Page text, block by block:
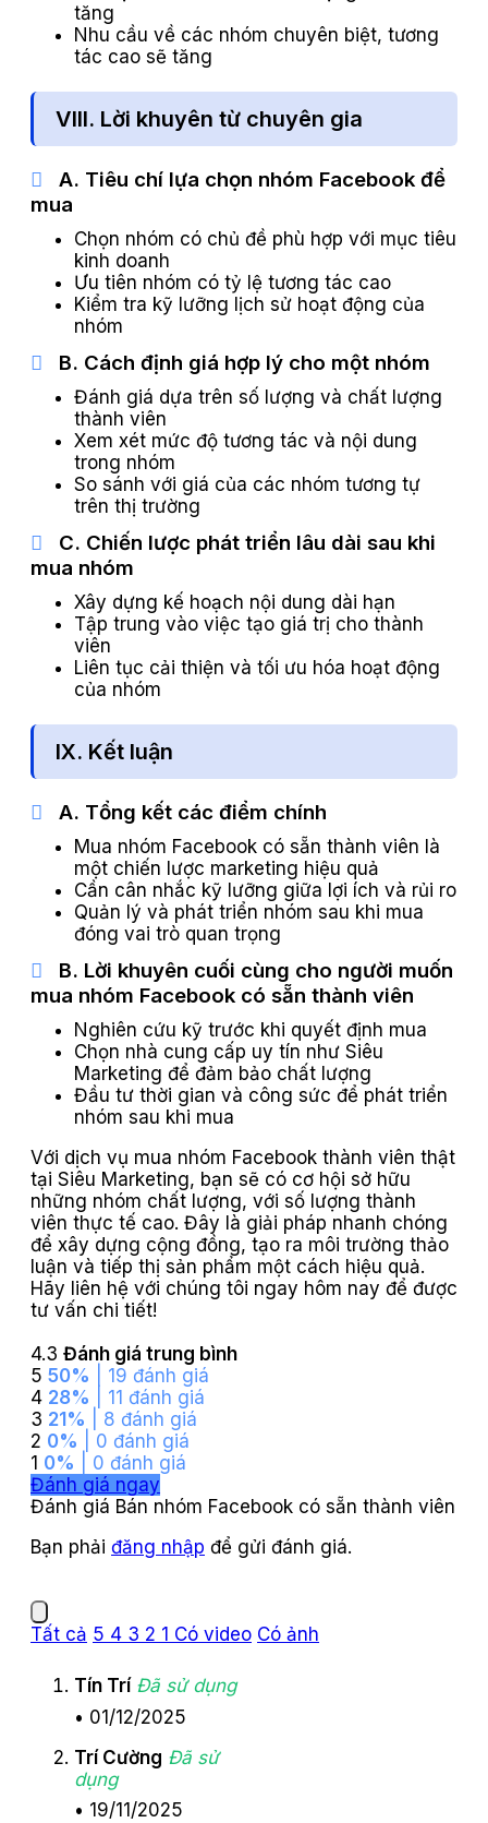
tăng
Nhu cầu về các nhóm chuyên biệt, tương
tác cao sẽ tăng
VIII. Lời khuyên từ chuyên gia
A. Tiêu chí lựa chọn nhóm Facebook để
mua
Chọn nhóm có chủ đề phù hợp với mục tiêu
kinh doanh
Ưu tiên nhóm có tỷ lệ tương tác cao
Kiểm tra kỹ lưỡng lịch sử hoạt động của
nhóm
B. Cách định giá hợp lý cho một nhóm
Đánh giá dựa trên số lượng và chất lượng
thành viên
Xem xét mức độ tương tác và nội dung
trong nhóm
So sánh với giá của các nhóm tương tự
trên thị trường
C. Chiến lược phát triển lâu dài sau khi
mua nhóm
Xây dựng kế hoạch nội dung dài hạn
Tập trung vào việc tạo giá trị cho thành
viên
Liên tục cải thiện và tối ưu hóa hoạt động
của nhóm
IX. Kết luận
A. Tổng kết các điểm chính
Mua nhóm Facebook có sẵn thành viên là
một chiến lược marketing hiệu quả
Cần cân nhắc kỹ lưỡng giữa lợi ích và rủi ro
Quản lý và phát triển nhóm sau khi mua
đóng vai trò quan trọng
B. Lời khuyên cuối cùng cho người muốn
mua nhóm Facebook có sẵn thành viên
Nghiên cứu kỹ trước khi quyết định mua
Chọn nhà cung cấp uy tín như Siêu
Marketing để đảm bảo chất lượng
Đầu tư thời gian và công sức để phát triển
nhóm sau khi mua
Với dịch vụ mua nhóm Facebook thành viên thật
tại Siêu Marketing, bạn sẽ có cơ hội sở hữu
những nhóm chất lượng, với số lượng thành
viên thực tế cao. Đây là giải pháp nhanh chóng
để xây dựng cộng đồng, tạo ra môi trường thảo
luận và tiếp thị sản phẩm một cách hiệu quả.
Hãy liên hệ với chúng tôi ngay hôm nay để được
tư vấn chi tiết!
4.3 Đánh giá trung bình
5 50% | 19 đánh giá
4 28% | 11 đánh giá
3 21% | 8 đánh giá
2 0% | 0 đánh giá
1 0% | 0 đánh giá
Đánh giá ngay
Đánh giá Bán nhóm Facebook có sẵn thành viên
Bạn phải đăng nhập để gửi đánh giá.
Tất cả 5 4 3 2 1 Có video Có ảnh
Tín Trí Đã sử dụng
• 01/12/2025
Trí Cường Đã sử
dụng
• 19/11/2025